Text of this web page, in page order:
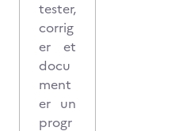
tester,
corrig
er et
docu
ment
er un
progr